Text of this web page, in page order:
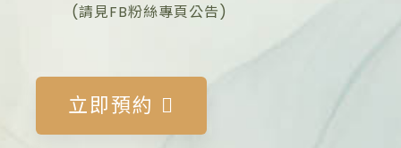
(請見FB粉絲專頁公告)
立即預約